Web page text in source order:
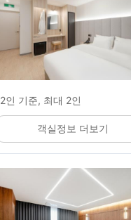
2인 기준, 최대 2인
객실정보 더보기